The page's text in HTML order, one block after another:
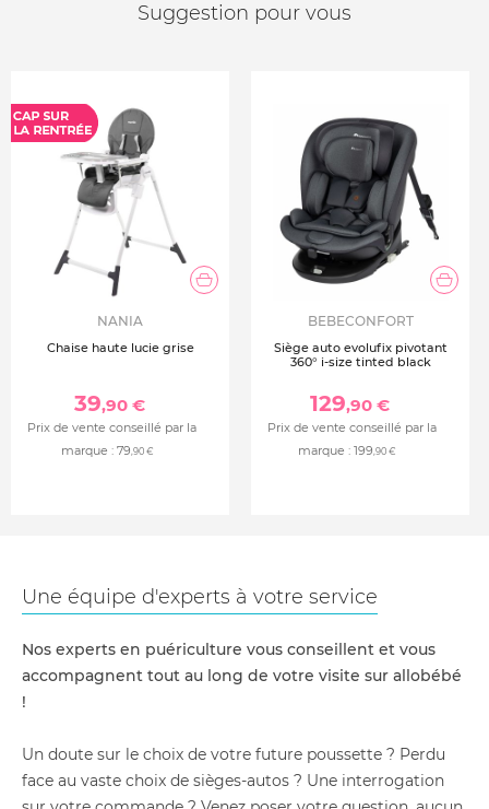
Suggestion pour vous
NANIA
Chaise haute lucie grise
39,90 €
Prix de vente conseillé par la
marque : 79 ,90 €
BEBECONFORT
Siège auto evolufix pivotant
360° i-size tinted black
129,90 €
Prix de vente conseillé par la
marque : 199 ,90 €
Une équipe d'experts à votre service
Nos experts en puériculture vous conseillent et vous
accompagnent tout au long de votre visite sur allobébé
!
Un doute sur le choix de votre future poussette ? Perdu
face au vaste choix de sièges-autos ? Une interrogation